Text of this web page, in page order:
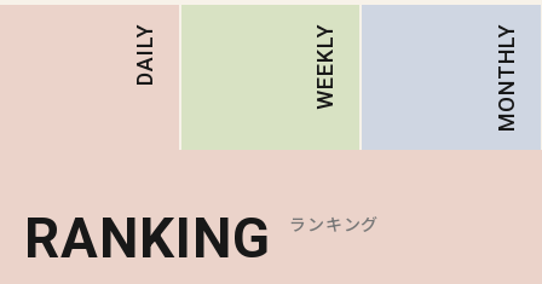
DAILY WEEKLY MONTHLY
RANKING ランキング
RANKING ランキング
RANKING ランキング